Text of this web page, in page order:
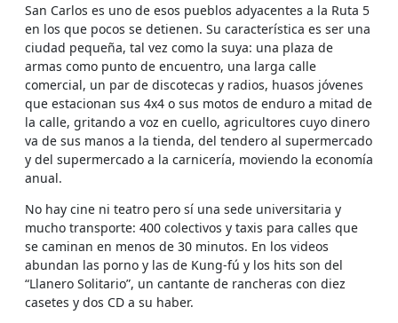
San Carlos es uno de esos pueblos adyacentes a la Ruta 5
en los que pocos se detienen. Su característica es ser una
ciudad pequeña, tal vez como la suya: una plaza de
armas como punto de encuentro, una larga calle
comercial, un par de discotecas y radios, huasos jóvenes
que estacionan sus 4x4 o sus motos de enduro a mitad de
la calle, gritando a voz en cuello, agricultores cuyo dinero
va de sus manos a la tienda, del tendero al supermercado
y del supermercado a la carnicería, moviendo la economía
anual.
No hay cine ni teatro pero sí una sede universitaria y
mucho transporte: 400 colectivos y taxis para calles que
se caminan en menos de 30 minutos. En los videos
abundan las porno y las de Kung-fú y los hits son del
“Llanero Solitario”, un cantante de rancheras con diez
casetes y dos CD a su haber.